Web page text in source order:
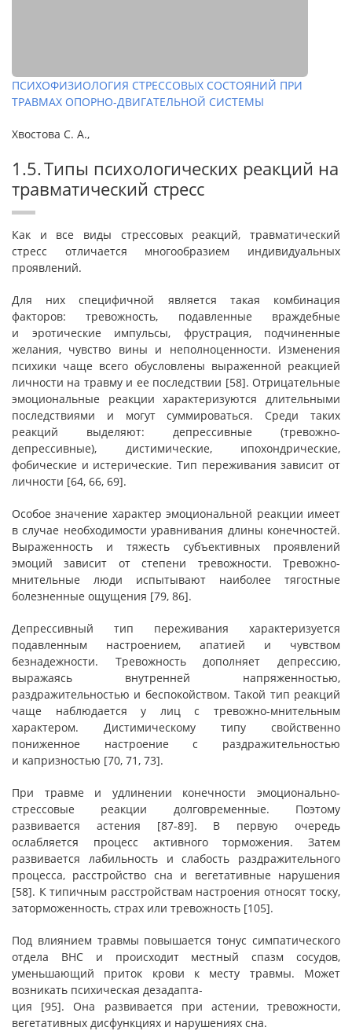
ПСИХОФИЗИОЛОГИЯ СТРЕССОВЫХ СОСТОЯНИЙ ПРИ
ТРАВМАХ ОПОРНО-ДВИГАТЕЛЬНОЙ СИСТЕМЫ
Хвостова С. А.,
1.5. Типы психологических реакций на
травматический стресс
Как и все виды стрессовых реакций, травматический
стресс отличается многообразием индивидуальных
проявлений.
Для них специфичной является такая комбинация
факторов: тревожность, подавленные враждебные
и эротические импульсы, фрустрация, подчиненные
желания, чувство вины и неполноценности. Изменения
психики чаще всего обусловлены выраженной реакцией
личности на травму и ее последствии [58]. Отрицательные
эмоциональные реакции характеризуются длительными
последствиями и могут суммироваться. Среди таких
реакций выделяют: депрессивные (тревожно-
депрессивные), дистимические, ипохондрические,
фобические и истерические. Тип переживания зависит от
личности [64, 66, 69].
Особое значение характер эмоциональной реакции имеет
в случае необходимости уравнивания длины конечностей.
Выраженность и тяжесть субъективных проявлений
эмоций зависит от степени тревожности. Тревожно-
мнительные люди испытывают наиболее тягостные
болезненные ощущения [79, 86].
Депрессивный тип переживания характеризуется
подавленным настроением, апатией и чувством
безнадежности. Тревожность дополняет депрессию,
выражаясь внутренней напряженностью,
раздражительностью и беспокойством. Такой тип реакций
чаще наблюдается у лиц с тревожно-мнительным
характером. Дистимическому типу свойственно
пониженное настроение с раздражительностью
и капризностью [70, 71, 73].
При травме и удлинении конечности эмоционально-
стрессовые реакции долговременные. Поэтому
развивается астения [87-89]. В первую очередь
ослабляется процесс активного торможения. Затем
развивается лабильность и слабость раздражительного
процесса, расстройство сна и вегетативные нарушения
[58]. К типичным расстройствам настроения относят тоску,
заторможенность, страх или тревожность [105].
Под влиянием травмы повышается тонус симпатического
отдела ВНС и происходит местный спазм сосудов,
уменьшающий приток крови к месту травмы. Может
возникать психическая дезадапта-
ция [95]. Она развивается при астении, тревожности,
вегетативных дисфункциях и нарушениях сна.